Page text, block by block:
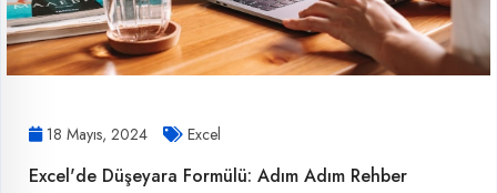
18 Mayıs, 2024 Excel
Excel'de Düşeyara Formülü: Adım Adım Rehber